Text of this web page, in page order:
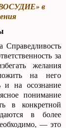
в
за
желания
на него
и на осознание
понимание
в конкретной
в более
— это